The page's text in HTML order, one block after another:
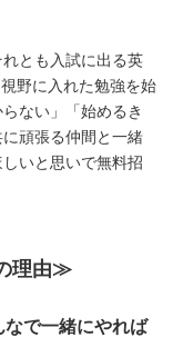
とも入試に出る英
野に入れた勉強を始
ない」「始めるき
頑張る仲間と一緒
いと思いで無料招
理由≫
なで一緒にやれば